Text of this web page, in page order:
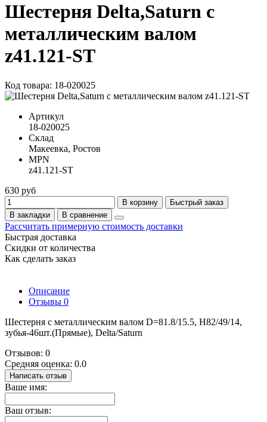
Шестерня Delta,Saturn с
металлическим валом
z41.121-ST
Код товара: 18-020025
Артикул
18-020025
Склад
Макеевка, Ростов
MPN
z41.121-ST
630 руб
В корзину
Быстрый заказ
В закладки
В сравнение
Рассчитать примерную стоимость доставки
Быстрая доставка
Скидки от количества
Как сделать заказ
Описание
Отзывы 0
Шестерня с металлическим валом D=81.8/15.5, H82/49/14,
зубья-46шт.(Прямые), Delta/Saturn
Отзывов: 0
Средняя оценка: 0.0
Написать отзыв
Ваше имя:
Ваш отзыв: